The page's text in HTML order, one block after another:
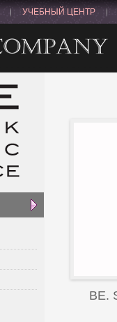
УЧЕБНЫЙ ЦЕНТР
BE.